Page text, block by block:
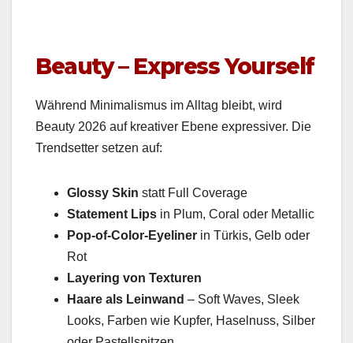
Beauty – Express Yourself
Während Min­i­mal­is­mus im All­t­ag bleibt, wird
Beau­ty 2026 auf kreativ­er Ebene expres­siv­er. Die
Trend­set­ter set­zen auf:
Glossy Skin statt Full Cov­er­age
State­ment Lips in Plum, Coral oder Metal­lic
Pop-of-Col­or-Eye­lin­er in Türkis, Gelb oder
Rot
Lay­er­ing von Tex­turen
Haare als Lein­wand – Soft Waves, Sleek
Looks, Far­ben wie Kupfer, Hasel­nuss, Sil­ber